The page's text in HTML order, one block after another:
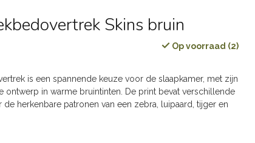
Skins bruin
Op voorraad (2)
is een spannende keuze voor de slaapkamer, met zijn
ontwerp in warme bruintinten. De print bevat verschillende
de herkenbare patronen van een zebra, luipaard, tijger en